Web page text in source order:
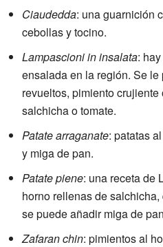
Ciaudedda: una guarnición
cebollas y tocino.
Lampascioni in insalata:
ensalada en la región. Se
revueltos, pimiento
salchicha o tomate.
Patate arraganate: patatas
y miga de pan.
Patate piene: una receta de
horno rellenas de
se puede añadir miga de
Zafaran chin: pimientos al